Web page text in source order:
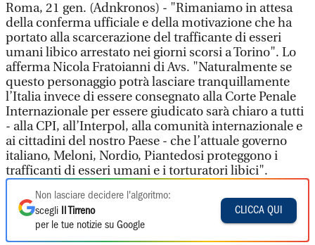
Roma, 21 gen. (Adnkronos) - "Rimaniamo in attesa
della conferma ufficiale e della motivazione che ha
portato alla scarcerazione del trafficante di esseri
umani libico arrestato nei giorni scorsi a Torino". Lo
afferma Nicola Fratoianni di Avs. "Naturalmente se
questo personaggio potrà lasciare tranquillamente
l’Italia invece di essere consegnato alla Corte Penale
Internazionale per essere giudicato sarà chiaro a tutti
- alla CPI, all’Interpol, alla comunità internazionale e
ai cittadini del nostro Paese - che l’attuale governo
italiano, Meloni, Nordio, Piantedosi proteggono i
trafficanti di esseri umani e i torturatori libici".
Non lasciare decidere l'algoritmo:
scegli
Il Tirreno
per le tue notizie su Google
CLICCA QUI